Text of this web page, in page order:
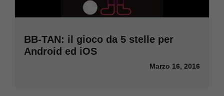
BB-TAN: il gioco da 5 stelle per
Android ed iOS
Marzo 16, 2016